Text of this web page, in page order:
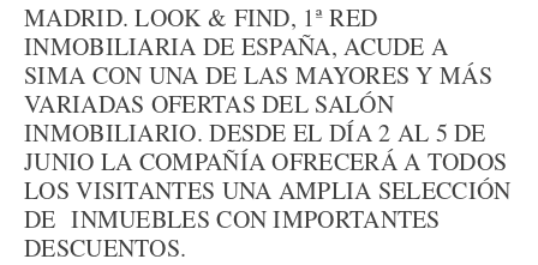
MADRID. LOOK & FIND, 1ª RED
INMOBILIARIA DE ESPAÑA, ACUDE A
SIMA CON UNA DE LAS MAYORES Y MÁS
VARIADAS OFERTAS DEL SALÓN
INMOBILIARIO. DESDE EL DÍA 2 AL 5 DE
JUNIO LA COMPAÑÍA OFRECERÁ A TODOS
LOS VISITANTES UNA AMPLIA SELECCIÓN
DE INMUEBLES CON IMPORTANTES
DESCUENTOS.